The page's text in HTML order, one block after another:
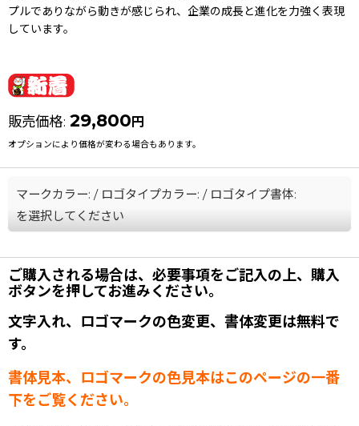
プルでありながら動きが感じられ、企業の成長と進化を力強く表現
しています。
販売価格: 29,800 円
オプションにより価格が変わる場合もあります。
マークカラー: / ロゴタイプカラー: / ロゴタイプ書体:
を選択してください
ご購入される場合は、必要事項をご記入の上、購入
ボタンを押してお進みください。
文字入れ、ロゴマークの色変更、書体変更は無料で
す。
書体見本、ロゴマークの色見本はこのページの一番
下をご覧ください。